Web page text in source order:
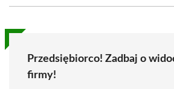
Przedsiębiorco! Zadbaj o
firmy!